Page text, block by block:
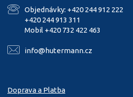
Objednávky: +420 244 912 222
+420 244 913 311
Mobil +420 732 422 463
info@hutermann.cz
Doprava a Platba